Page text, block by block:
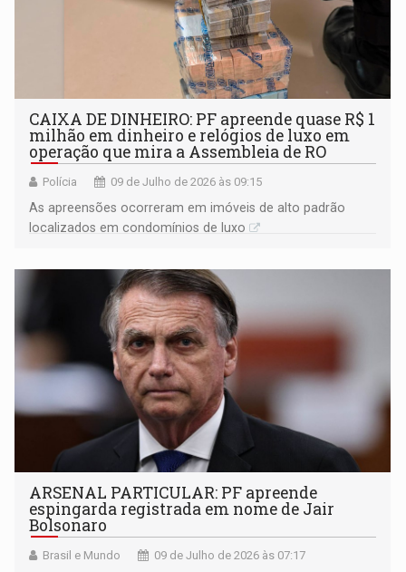
CAIXA DE DINHEIRO: PF apreende quase R$ 1
milhão em dinheiro e relógios de luxo em
operação que mira a Assembleia de RO
Polícia 09 de Julho de 2026 às 09:15
As apreensões ocorreram em imóveis de alto padrão
localizados em condomínios de luxo
ARSENAL PARTICULAR: PF apreende
espingarda registrada em nome de Jair
Bolsonaro
Brasil e Mundo 09 de Julho de 2026 às 07:17